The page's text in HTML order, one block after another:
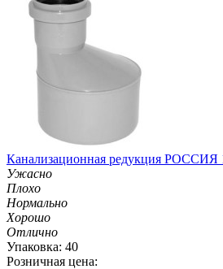
Канализационная редукция РОССИЯ
Ужасно
Плохо
Нормально
Хорошо
Отлично
Упаковка: 40
Розничная цена: